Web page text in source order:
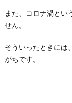
また、コロナ渦とい
せん。
そういったときには
がちです。